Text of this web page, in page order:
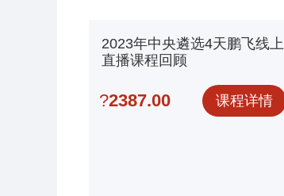
2023年中央遴选4天鹏飞线上
直播课程回顾
?2387.00 课程详情